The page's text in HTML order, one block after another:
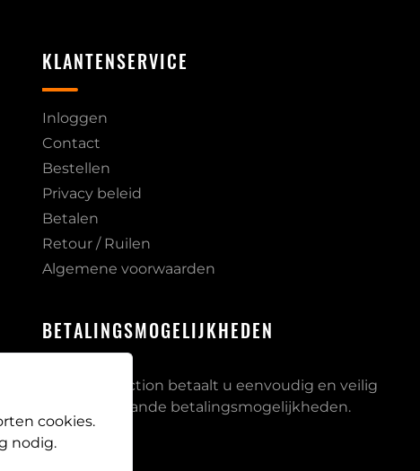
KLANTENSERVICE
Inloggen
Contact
Bestellen
Privacy beleid
Betalen
Retour / Ruilen
Algemene voorwaarden
BETALINGSMOGELIJKHEDEN
Bij PB Protection betaalt u eenvoudig en veilig
via onderstaande betalingsmogelijkheden.
cookies.
nodig.